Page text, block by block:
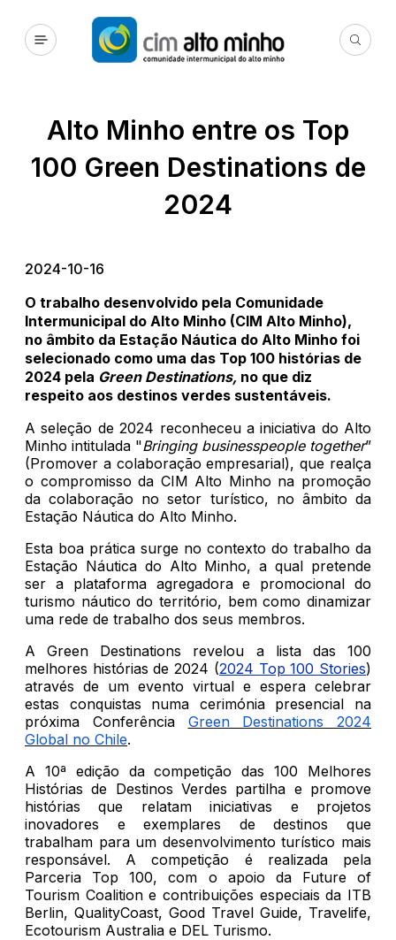
Alto Minho entre os Top
100 Green Destinations de
2024
2024-10-16
O trabalho desenvolvido pela Comunidade
Intermunicipal do Alto Minho (CIM Alto Minho),
no âmbito da Estação Náutica do Alto Minho foi
selecionado como uma das Top 100 histórias de
2024 pela Green Destinations, no que diz
respeito aos destinos verdes sustentáveis.
A seleção de 2024 reconheceu a iniciativa do Alto
Minho intitulada "Bringing businesspeople together”
(Promover a colaboração empresarial), que realça
o compromisso da CIM Alto Minho na promoção
da colaboração no setor turístico, no âmbito da
Estação Náutica do Alto Minho.
Esta boa prática surge no contexto do trabalho da
Estação Náutica do Alto Minho, a qual pretende
ser a plataforma agregadora e promocional do
turismo náutico do território, bem como dinamizar
uma rede de trabalho dos seus membros.
A Green Destinations revelou a lista das 100
melhores histórias de 2024 (2024 Top 100 Stories)
através de um evento virtual e espera celebrar
estas conquistas numa cerimónia presencial na
próxima Conferência Green Destinations 2024
Global no Chile.
A 10ª edição da competição das 100 Melhores
Histórias de Destinos Verdes partilha e promove
histórias que relatam iniciativas e projetos
inovadores e exemplares de destinos que
trabalham para um desenvolvimento turístico mais
responsável. A competição é realizada pela
Parceria Top 100, com o apoio da Future of
Tourism Coalition e contribuições especiais da ITB
Berlin, QualityCoast, Good Travel Guide, Travelife,
Ecotourism Australia e DEL Turismo.